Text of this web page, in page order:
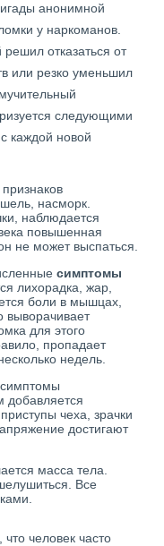
анонимной
у наркоманов.
отказаться от
или резко уменьшил
следующими
каждой новой
насморк.
наблюдается
повышенная
не может выспаться.
симптомы
лихорадка, жар,
боли в мышцах,
выворачивает
для этого
пропадает
недель.
добавляется
чеха, зрачки
достигают
масса тела.
Все
человек часто